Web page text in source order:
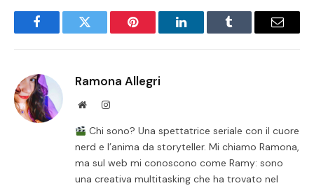
FacebookTwitter Pinterest LinkedInTumblr Email
Ramona Allegri
WebsiteInstagram
Chi sono? Una spettatrice seriale con il cuore
nerd e l’anima da storyteller. Mi chiamo Ramona,
ma sul web mi conoscono come Ramy: sono
una creativa multitasking che ha trovato nel